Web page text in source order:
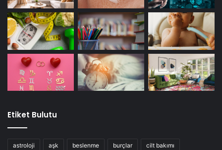
Etiket Bulutu
astroloji aşk beslenme burçlar cilt bakımı